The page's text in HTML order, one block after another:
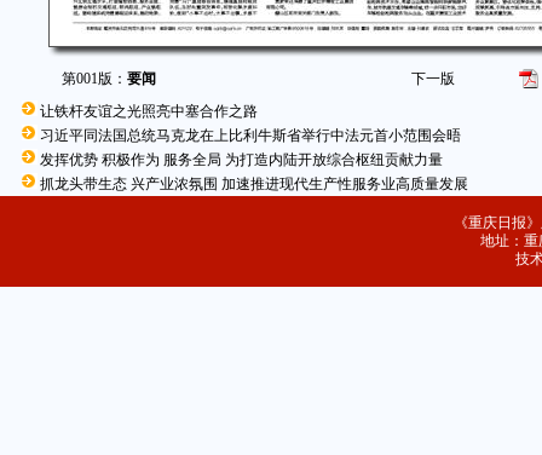
第001版：要闻
下一版
让铁杆友谊之光照亮中塞合作之路
习近平同法国总统马克龙在上比利牛斯省举行中法元首小范围会晤
发挥优势 积极作为 服务全局 为打造内陆开放综合枢纽贡献力量
抓龙头带生态 兴产业浓氛围 加速推进现代生产性服务业高质量发展
《重庆日报
地址：重
技